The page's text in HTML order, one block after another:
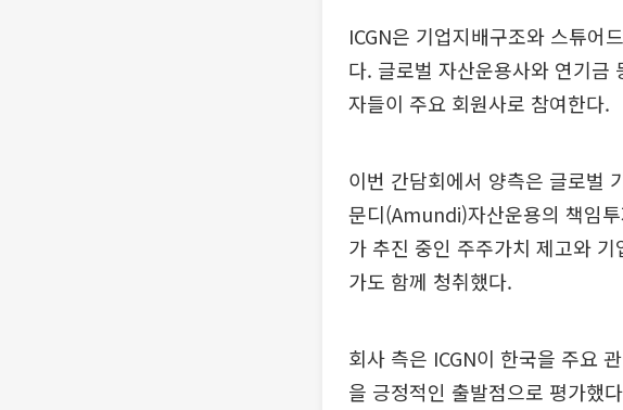
ICGN은 기업지배구조와 스튜어
다. 글로벌 자산운용사와 연기금
자들이 주요 회원사로 참여한다.
이번 간담회에서 양측은 글로벌
문디(Amundi)자산운용의 책임
가 추진 중인 주주가치 제고와
가도 함께 청취했다.
회사 측은 ICGN이 한국을 주요
을 긍정적인 출발점으로 평가했